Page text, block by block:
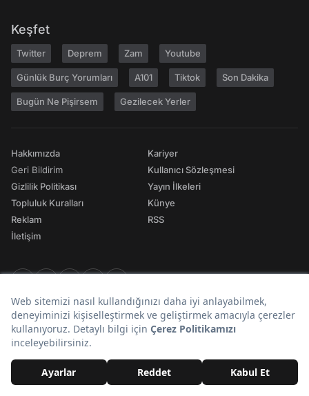
Keşfet
Twitter Deprem Zam Youtube
Günlük Burç Yorumları A101 Tiktok Son Dakika
Bugün Ne Pişirsem Gezilecek Yerler
Hakkımızda
Geri Bildirim
Gizlilik Politikası
Topluluk Kuralları
Reklam
İletişim
Kariyer
Kullanıcı Sözleşmesi
Yayın İlkeleri
Künye
RSS